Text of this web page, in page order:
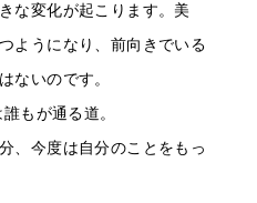
な変化が起こります。美
ようになり、前向きでいる
ないのです。
もが通る道。
、今度は自分のことをもっ